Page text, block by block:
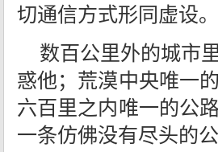
切通信方式形同虚设。
数百公里外的城市
惑他；荒漠中央唯一
六百里之内唯一的公
一条仿佛没有尽头的